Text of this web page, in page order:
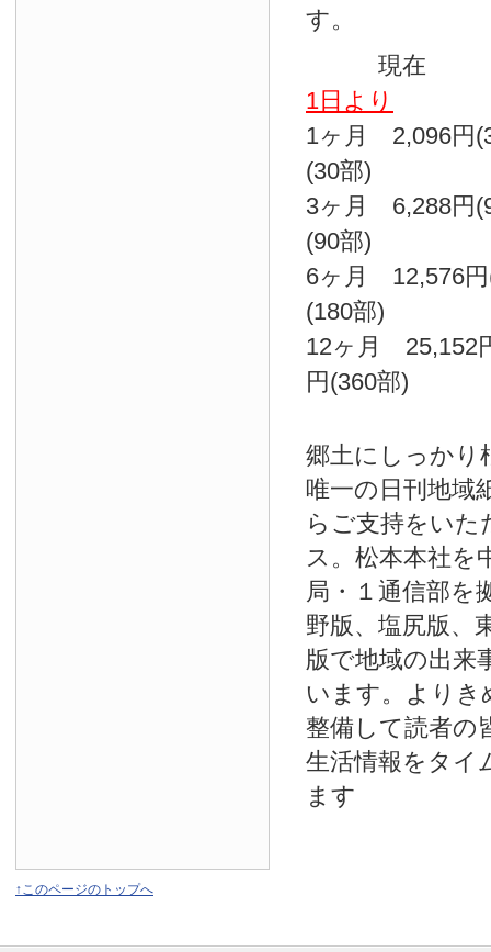
す。
現
1日より
1ヶ月 2,096
(30部)
3ヶ月 6,288
(90部)
6ヶ月 12,576
(180部)
12ヶ月
円(360部)
郷土にしっかり
唯一の日刊地域
らご支持をい
ス。松本本社を
局・１通信部を
野版、塩尻版、
版で地域の出来
います。よりき
整備して読者の
生活情報をタイ
ます
↑このページのトップへ